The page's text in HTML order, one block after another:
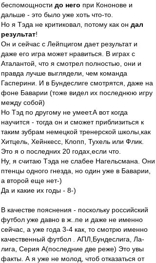
беспомощности до него при Кононове и
дальше - это было уже хоть что-то.
Но я Тэда не критиковал, потому как он дал
результат!
Он и сейчас с Лейпцигом дает результат и
даже его игра может нравиться. В играх с
Аталантой, что я смотрел полностью, они и
правда лучше выглядели, чем команда
Гасперини. И в Бундеслиге смотрятся, даже на
фоне Баварии (тоже видел их последнюю игру
между собой)
Но Тэд по другому не умеет.А вот когда
научится - тогда он и сможет приблизиться к
таким зубрам немецкой тренерской школы,как
Хитцель, Хейнкесс, Клопп, Тухель или Флик.
Это я о последних 20 годах,если что.
Ну, я считаю Тэда не слабее Нагельсмана. Они
птенцы одного гнезда, но один уже в Баварии,
а второй еще нет-)
Да и какие их годы - 8-)
В качестве пояснения - поскольку российский
футбол уже давно в ж..пе и даже не именно
сейчас, а уже года 3-4 как, то смотрю именно
качественный футбол . АПЛ,Бундеслига, Ла-
лига, Серия А(последние две реже) Это увы
факты. А я уже не молод, чтоб отказаться от